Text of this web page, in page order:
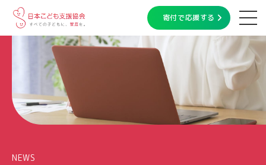
寄付で応援する
NEWS